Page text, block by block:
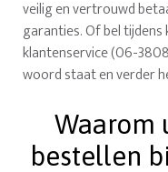
veilig en vertrouwd
garanties. Of bel
klantenservice (06-
woord staat en verder
Waarom
bestellen